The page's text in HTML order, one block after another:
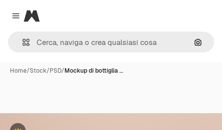
Close menu
Magnific
Cerca
Home/Stock/PSD/Mockup di bottiglia …